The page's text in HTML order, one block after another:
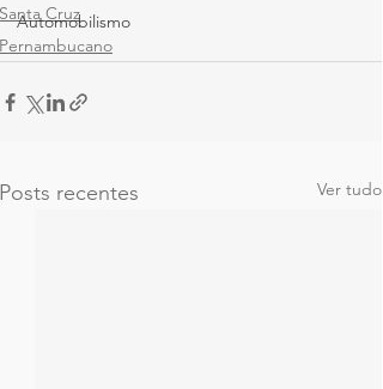
Automobilismo
Santa Cruz
Pernambucano
Posts recentes Ver tudo